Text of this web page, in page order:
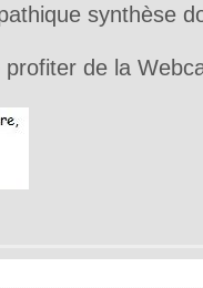
synthèse
de la